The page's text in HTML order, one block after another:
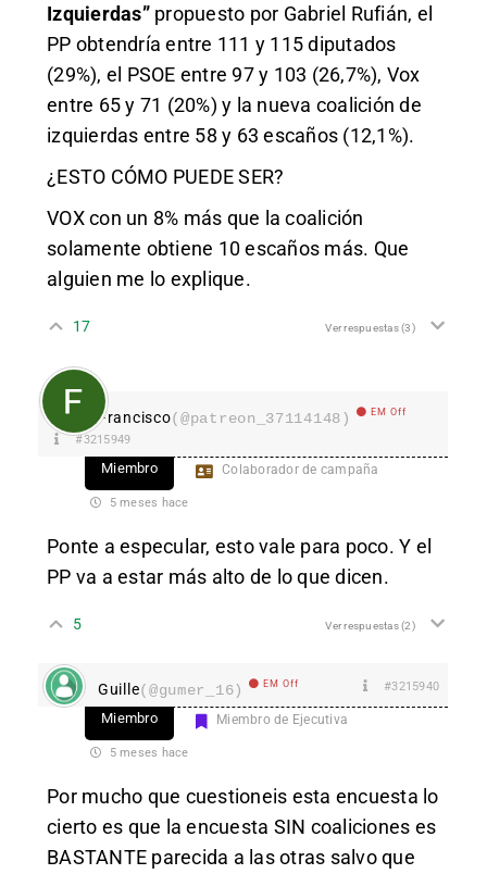
Izquierdas”propuesto por Gabriel Rufián, el
PP obtendría entre 111 y 115 diputados
(29%), el PSOE entre 97 y 103 (26,7%), Vox
entre 65 y 71 (20%) y la nueva coalición de
izquierdas entre 58 y 63 escaños (12,1%).
¿ESTO CÓMO PUEDE SER?
VOX con un 8% más que la coalición
solamente obtiene 10 escaños más. Que
alguien me lo explique.
17 Ver respuestas(3)
Francisco(@patreon_37114148) EM Off
#3215949
Miembro Colaborador de campaña
5 meses hace
Ponte a especular, esto vale para poco. Y el
PP va a estar más alto de lo que dicen.
5 Ver respuestas(2)
Guille(@gumer_16) EM Off #3215940
Miembro Miembro de Ejecutiva
5 meses hace
Por mucho que cuestioneis esta encuesta lo
cierto es que la encuesta SIN coaliciones es
BASTANTE parecida a las otras salvo que